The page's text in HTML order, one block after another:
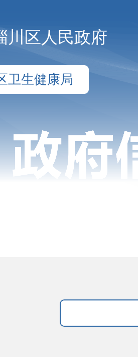
川区人民政府
卫生健康局